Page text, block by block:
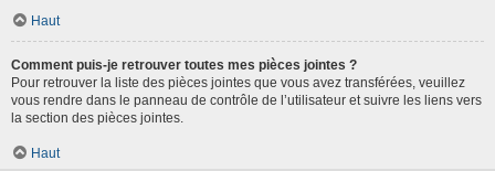
Haut
Comment puis-je retrouver toutes mes pièces jointes ?
Pour retrouver la liste des pièces jointes que vous avez transférées, veuillez
vous rendre dans le panneau de contrôle de l’utilisateur et suivre les liens vers
la section des pièces jointes.
Haut